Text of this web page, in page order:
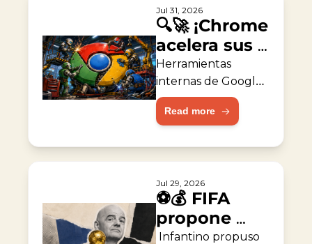
Jul 31, 2026
🔍🚀 ¡Chrome
acelera sus
reparaciones
con IA!
Herramientas
internas de Google
ayudaron a corregir
fallas de seguridad
Read more
Jul 29, 2026
⚽💰 FIFA
propone
empresa de
Infantino propuso